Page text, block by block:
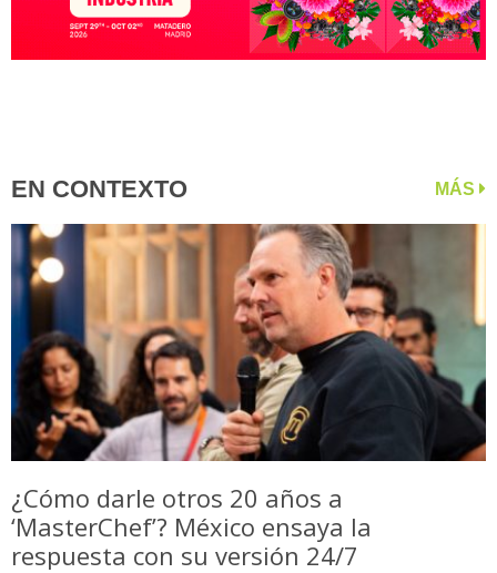
EN CONTEXTO MÁS
¿Cómo darle otros 20 años a
‘MasterChef’? México ensaya la
respuesta con su versión 24/7